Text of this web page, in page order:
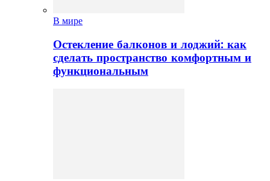
В мире
Остекление балконов и лоджий: как
сделать пространство комфортным и
функциональным